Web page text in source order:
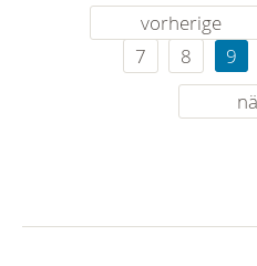
vorherige
7
8 9